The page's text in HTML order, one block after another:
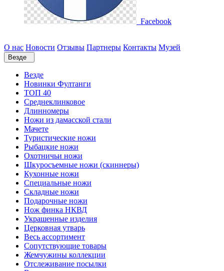
Facebook
О нас Новости Отзывы Партнеры Контакты Музей
Везде
Везде
Новинки Фултанги
ТОП 40
Среднеклинковое
Длинномеры
Ножи из дамасской стали
Мачете
Туристические ножи
Рыбацкие ножи
Охотничьи ножи
Шкуросъемные ножи (скиннеры)
Кухонные ножи
Специальные ножи
Складные ножи
Подарочные ножи
Нож финка НКВД
Украшенные изделия
Церковная утварь
Весь ассортимент
Сопутствующие товары
Жемчужины коллекции
Отслеживание посылки